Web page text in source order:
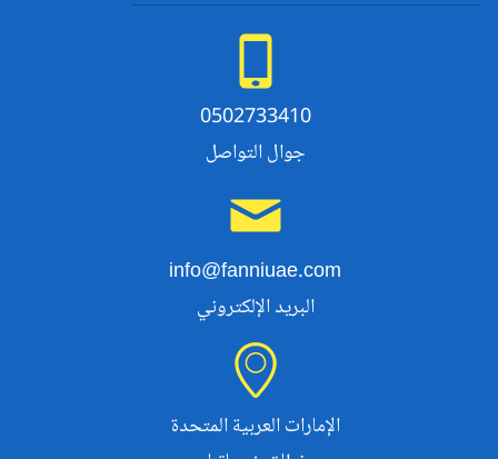
0502733410
جوال التواصل
info@fanniuae.com
البريد الإلكتروني
الإمارات العربية المتحدة